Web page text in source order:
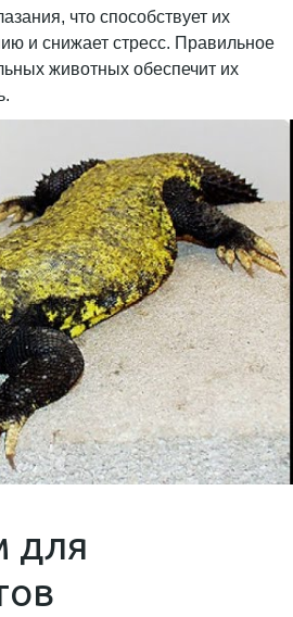
что способствует их
и снижает стресс. Правильное
животных обеспечит их
для